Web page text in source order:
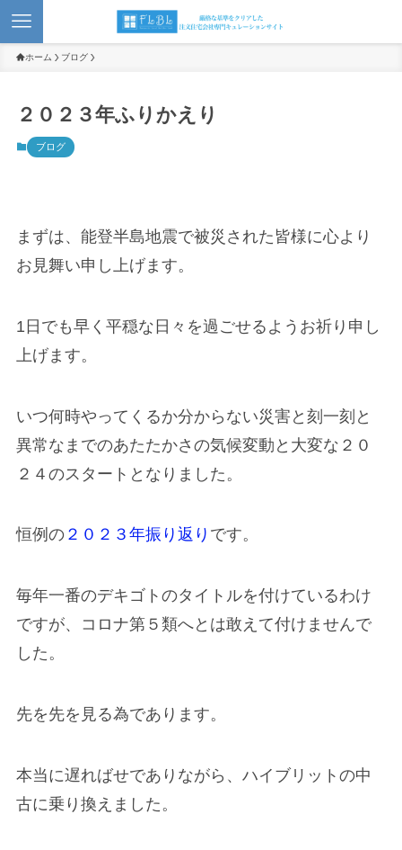
ホーム ブログ
２０２３年ふりかえり
ブログ
まずは、能登半島地震で被災された皆様に心より
お見舞い申し上げます。
1日でも早く平穏な日々を過ごせるようお祈り申し
上げます。
いつ何時やってくるか分からない災害と刻一刻と
異常なまでのあたたかさの気候変動と大変な２０
２４のスタートとなりました。
恒例の２０２３年振り返り です。
毎年一番のデキゴトのタイトルを付けているわけ
ですが、コロナ第５類へとは敢えて付けませんで
した。
先を先を見る為であります。
本当に遅ればせでありながら、ハイブリットの中
古に乗り換えました。